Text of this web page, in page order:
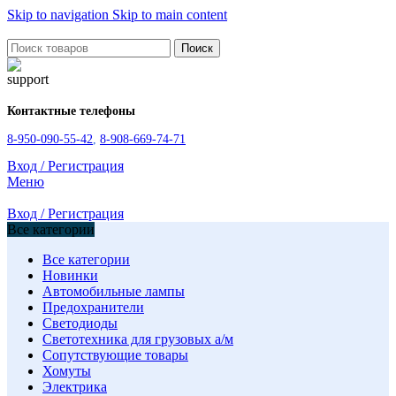
Skip to navigation Skip to main content
Поиск
Контактные телефоны
8-950-090-55-42, 8-908-669-74-71
Вход / Регистрация
Меню
Вход / Регистрация
Все категории
Все категории
Новинки
Автомобильные лампы
Предохранители
Светодиоды
Светотехника для грузовых а/м
Сопутствующие товары
Хомуты
Электрика